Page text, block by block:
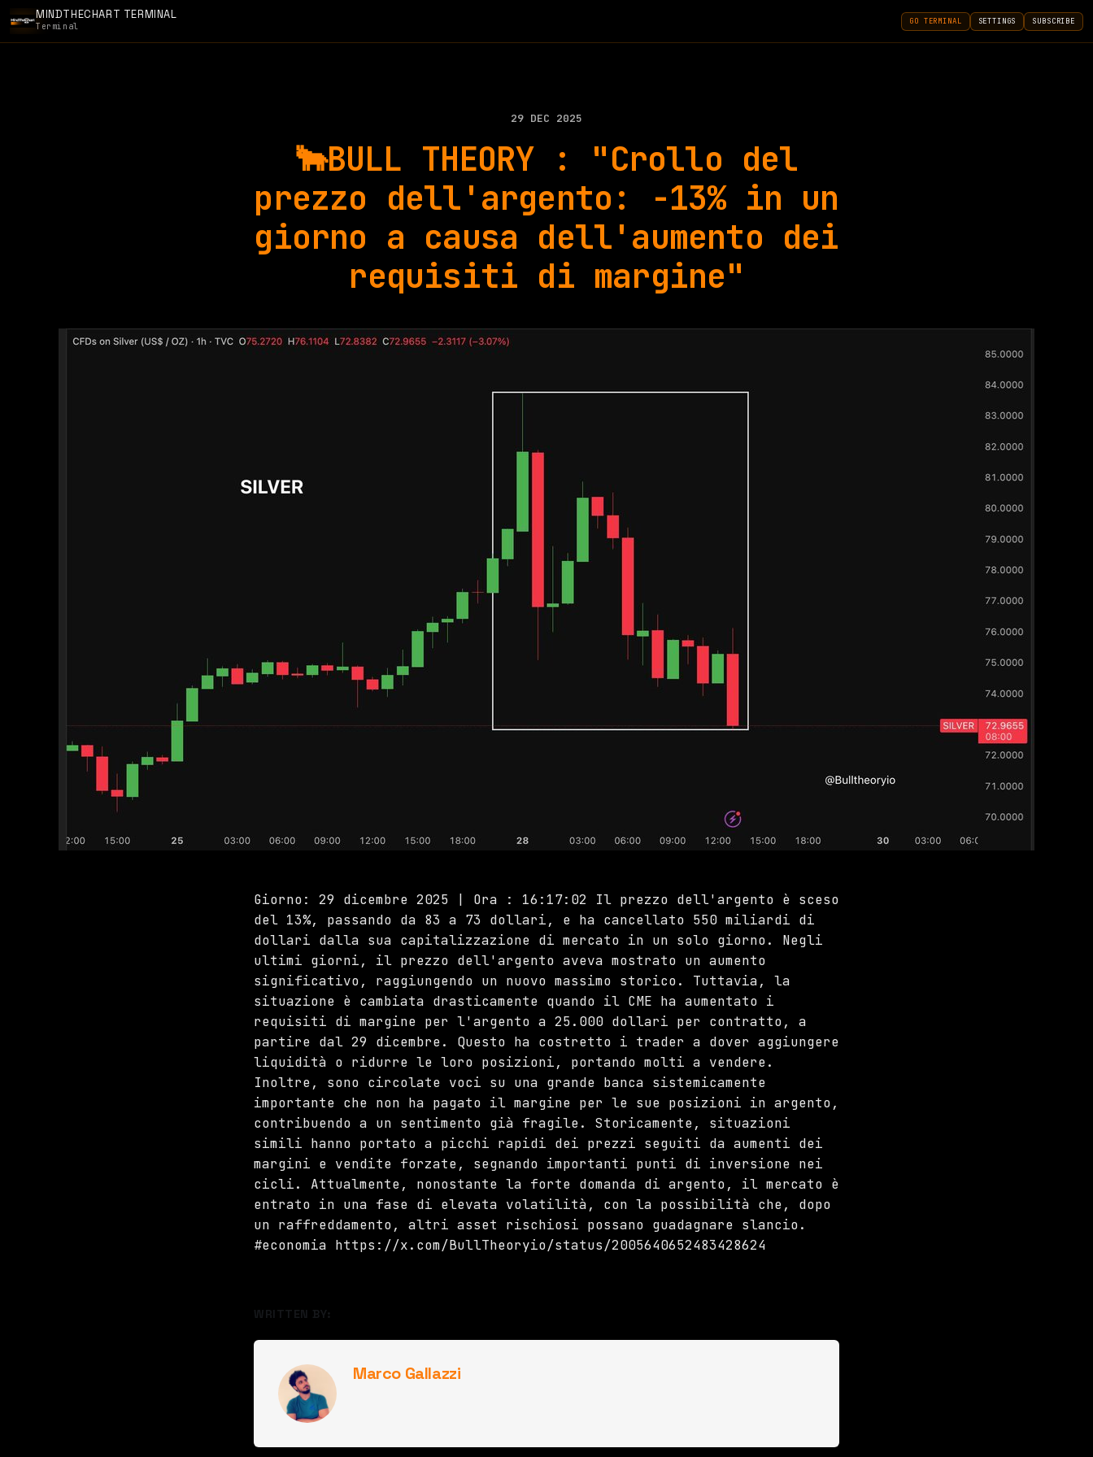
MINDTHECHART TERMINAL
Terminal
GO TERMINAL SETTINGS SUBSCRIBE
29 DEC 2025
🐂BULL THEORY : "Crollo del
prezzo dell'argento: -13% in un
giorno a causa dell'aumento dei
requisiti di margine"
Giorno: 29 dicembre 2025 | Ora : 16:17:02 Il prezzo dell'argento è sceso
del 13%, passando da 83 a 73 dollari, e ha cancellato 550 miliardi di
dollari dalla sua capitalizzazione di mercato in un solo giorno. Negli
ultimi giorni, il prezzo dell'argento aveva mostrato un aumento
significativo, raggiungendo un nuovo massimo storico. Tuttavia, la
situazione è cambiata drasticamente quando il CME ha aumentato i
requisiti di margine per l'argento a 25.000 dollari per contratto, a
partire dal 29 dicembre. Questo ha costretto i trader a dover aggiungere
liquidità o ridurre le loro posizioni, portando molti a vendere.
Inoltre, sono circolate voci su una grande banca sistemicamente
importante che non ha pagato il margine per le sue posizioni in argento,
contribuendo a un sentimento già fragile. Storicamente, situazioni
simili hanno portato a picchi rapidi dei prezzi seguiti da aumenti dei
margini e vendite forzate, segnando importanti punti di inversione nei
cicli. Attualmente, nonostante la forte domanda di argento, il mercato è
entrato in una fase di elevata volatilità, con la possibilità che, dopo
un raffreddamento, altri asset rischiosi possano guadagnare slancio.
#economia https://x.com/BullTheoryio/status/2005640652483428624
WRITTEN BY:
Marco Gallazzi